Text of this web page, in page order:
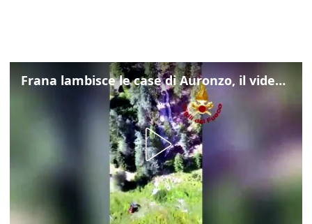
Frana lambisce le case di Auronzo, il video dall'elicottero dei vigili del fuoco